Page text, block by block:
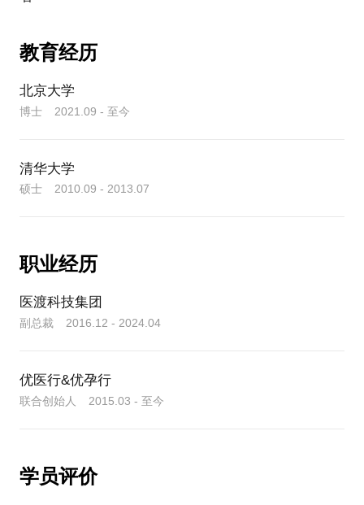
教育经历
北京大学
博士 2021.09 - 至今
清华大学
硕士 2010.09 - 2013.07
职业经历
医渡科技集团
副总裁 2016.12 - 2024.04
优医行&优孕行
联合创始人 2015.03 - 至今
学员评价